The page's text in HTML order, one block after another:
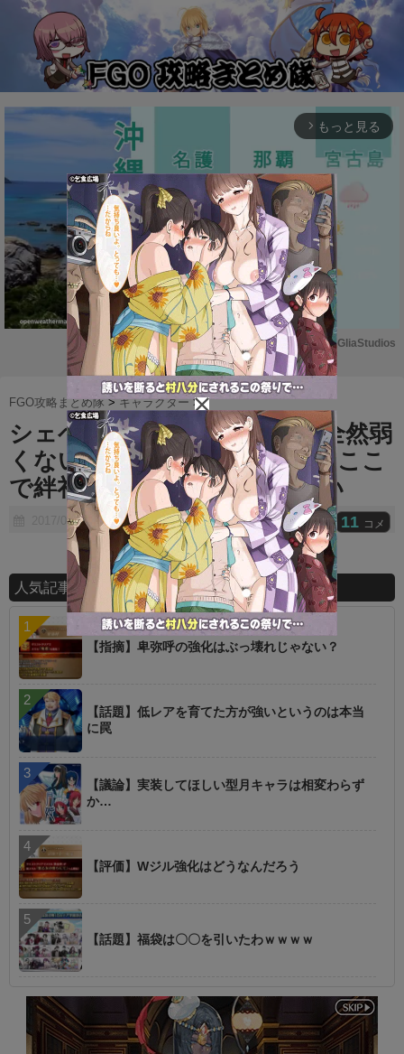
arrow_forward_ios もっと見る
M
u
t
e
Powered by GliaStudios
FGO攻略まとめ隊 >キャラクター >
シェヘラザードは王相手なら全然弱
くないやろ⇛王相手でも弱い⇛ここ
で絆礼装の効果をご覧ください
2017/07/08 11 コメ
人気記事ランキング
【指摘】卑弥呼の強化はぶっ壊れじゃない？
【話題】低レアを育てた方が強いというのは本当
に罠
【議論】実装してほしい型月キャラは相変わらず
か…
【評価】Wジル強化はどうなんだろう
【話題】福袋は〇〇を引いたわｗｗｗｗ